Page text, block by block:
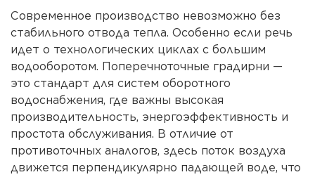
Современное производство невозможно без
стабильного отвода тепла. Особенно если речь
идет о технологических циклах с большим
водооборотом. Поперечноточные градирни —
это стандарт для систем оборотного
водоснабжения, где важны высокая
производительность, энергоэффективность и
простота обслуживания. В отличие от
противоточных аналогов, здесь поток воздуха
движется перпендикулярно падающей воде, что